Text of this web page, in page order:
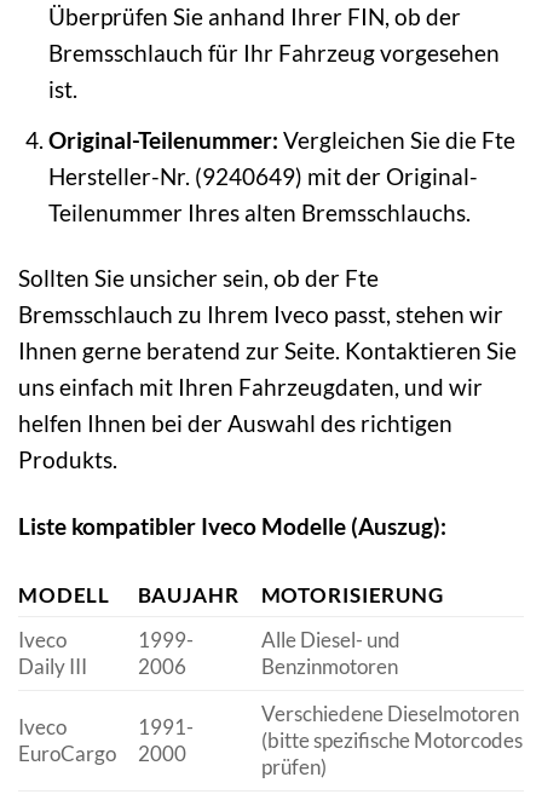
Überprüfen Sie anhand Ihrer FIN, ob der
Bremsschlauch für Ihr Fahrzeug vorgesehen
ist.
Original-Teilenummer: Vergleichen Sie die Fte
Hersteller-Nr. (9240649) mit der Original-
Teilenummer Ihres alten Bremsschlauchs.
Sollten Sie unsicher sein, ob der Fte
Bremsschlauch zu Ihrem Iveco passt, stehen wir
Ihnen gerne beratend zur Seite. Kontaktieren Sie
uns einfach mit Ihren Fahrzeugdaten, und wir
helfen Ihnen bei der Auswahl des richtigen
Produkts.
Liste kompatibler Iveco Modelle (Auszug):
MODELL BAUJAHR
MOTORISIERUNG
Iveco
Daily III
1999-
2006
Alle Diesel- und
Benzinmotoren
Iveco
EuroCargo
1991-
2000
Verschiedene Dieselmotoren
(bitte spezifische Motorcodes
prüfen)